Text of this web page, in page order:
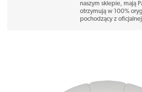
naszym sklepie, mają
otrzymują w 100%
pochodzący z